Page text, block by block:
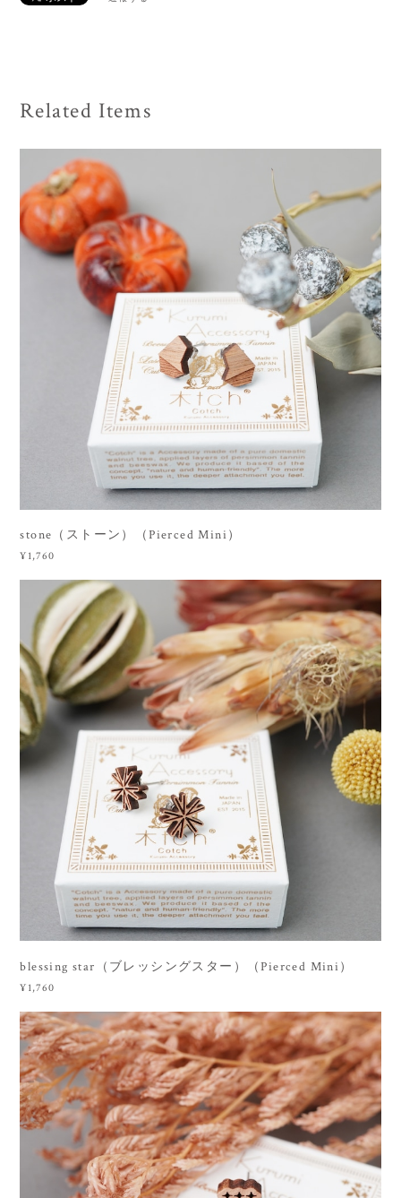
Related Items
stone（ストーン）（Pierced Mini）
¥1,760
blessing star（ブレッシングスター）（Pierced Mini）
¥1,760